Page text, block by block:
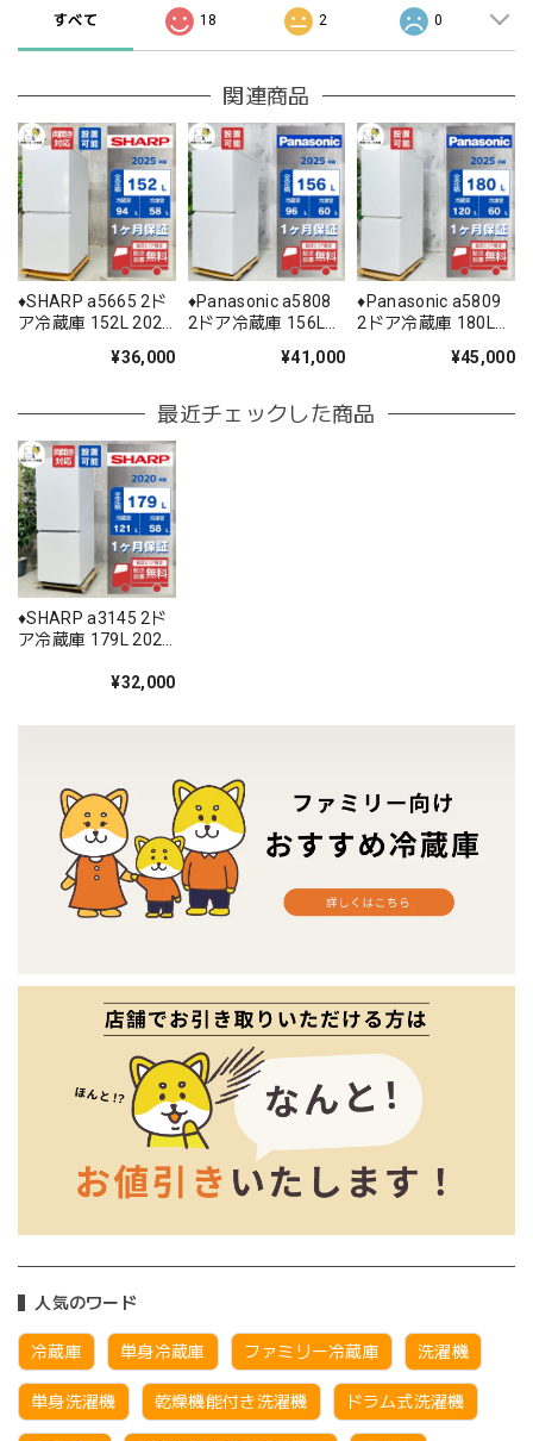
人気のワード
冷蔵庫 単身冷蔵庫 ファミリー冷蔵庫 洗濯機
単身洗濯機 乾燥機能付き洗濯機 ドラム式洗濯機
すべて 18 2 0
関連商品
♦️SHARP a5665 2ド
ア冷蔵庫 152L 2025
¥36,000
♦️Panasonic a5808
2ドア冷蔵庫 156L
¥41,000
♦️Panasonic a5809
2ドア冷蔵庫 180L
¥45,000
最近チェックした商品
♦️SHARP a3145 2ド
ア冷蔵庫 179L 2020
¥32,000